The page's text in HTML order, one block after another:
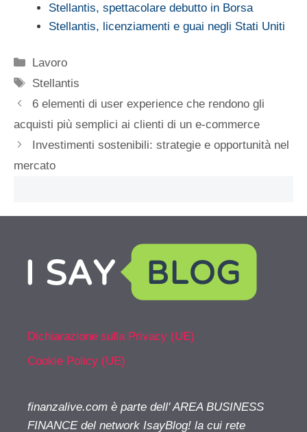
Stellantis, spettacolare debutto in Borsa
Stellantis, licenziamenti e guai negli Stati Uniti
Categorie
Lavoro
Tag
Stellantis
6 elementi di user experience che rendono gli
acquisti più semplici ai clienti di un e-commerce
Investimenti sostenibili: strategie e opportunità nel
mercato
Dichiarazione sulla Privacy (UE)
Cookie Policy (UE)
finanzalive.com è parte dell' AREA BUSINESS
FINANCE del network IsayBlog! la cui rete